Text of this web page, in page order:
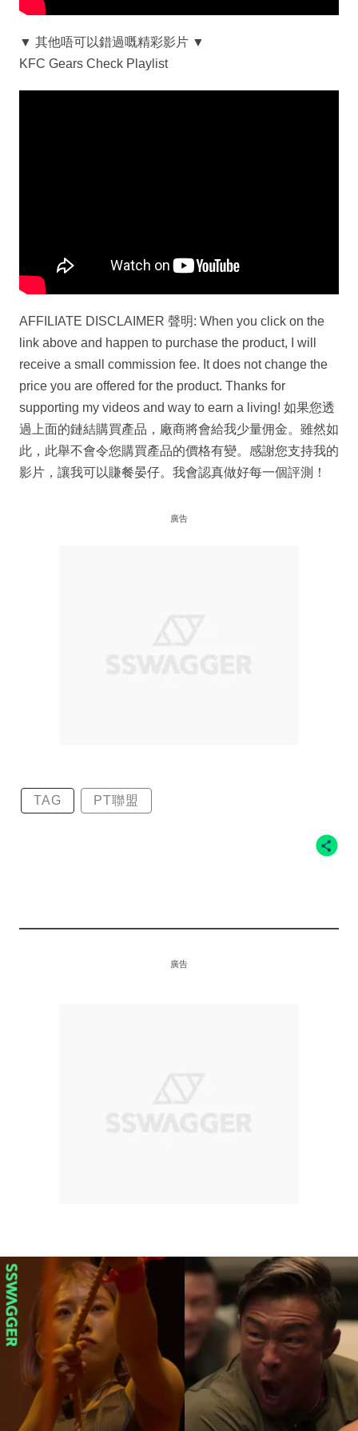
▼ 其他唔可以錯過嘅精彩影片 ▼
KFC Gears Check Playlist
AFFILIATE DISCLAIMER 聲明: When you click on the
link above and happen to purchase the product, I will
receive a small commission fee. It does not change the
price you are offered for the product. Thanks for
supporting my videos and way to earn a living! 如果您透
過上面的鏈結購買產品，廠商將會給我少量佣金。雖然如
此，此舉不會令您購買產品的價格有變。感謝您支持我的
影片，讓我可以賺餐晏仔。我會認真做好每一個評測！
廣告
TAG PT聯盟
廣告